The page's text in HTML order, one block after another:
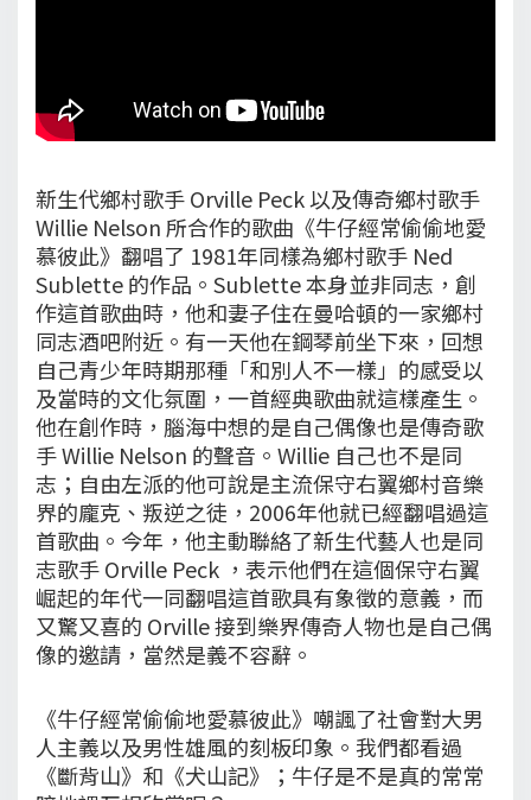
新生代鄉村歌手 Orville Peck 以及傳奇鄉村歌手
Willie Nelson 所合作的歌曲《牛仔經常偷偷地愛
慕彼此》翻唱了 1981年同樣為鄉村歌手 Ned
Sublette 的作品。Sublette 本身並非同志，創
作這首歌曲時，他和妻子住在曼哈頓的一家鄉村
同志酒吧附近。有一天他在鋼琴前坐下來，回想
自己青少年時期那種「和別人不一樣」的感受以
及當時的文化氛圍，一首經典歌曲就這樣產生。
他在創作時，腦海中想的是自己偶像也是傳奇歌
手 Willie Nelson 的聲音。Willie 自己也不是同
志；自由左派的他可說是主流保守右翼鄉村音樂
界的龐克、叛逆之徒，2006年他就已經翻唱過這
首歌曲。今年，他主動聯絡了新生代藝人也是同
志歌手 Orville Peck ，表示他們在這個保守右翼
崛起的年代一同翻唱這首歌具有象徵的意義，而
又驚又喜的 Orville 接到樂界傳奇人物也是自己偶
像的邀請，當然是義不容辭。
《牛仔經常偷偷地愛慕彼此》嘲諷了社會對大男
人主義以及男性雄風的刻板印象。我們都看過
《斷背山》和《犬山記》；牛仔是不是真的常常